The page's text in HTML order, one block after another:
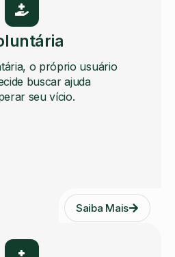
o próprio usuário
buscar ajuda
seu vício.
Saiba Mais